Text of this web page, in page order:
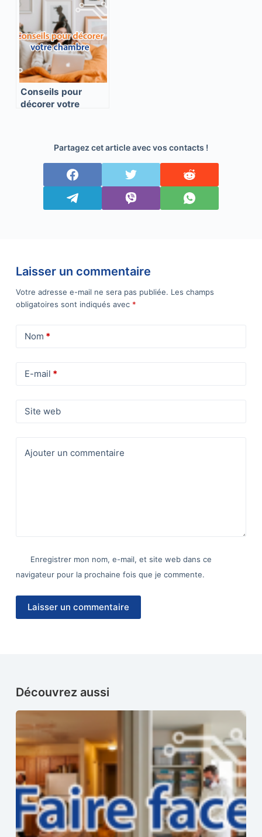
Conseils pour
décorer votre
Partagez cet article avec vos contacts !
Laisser un commentaire
Votre adresse e-mail ne sera pas publiée. Les champs
obligatoires sont indiqués avec *
Nom *
E-mail *
Site web
Ajouter un commentaire
Enregistrer mon nom, e-mail, et site web dans ce
navigateur pour la prochaine fois que je commente.
Laisser un commentaire
Découvrez aussi